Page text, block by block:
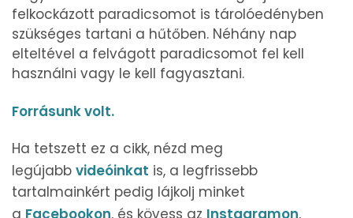
felkockázott paradicsomot is tárolóedényben
szükséges tartani a hűtőben. Néhány nap
elteltével a felvágott paradicsomot fel kell
használni vagy le kell fagyasztani.
Forrásunk volt.
Ha tetszett ez a cikk, nézd meg
legújabb videóinkat is, a legfrissebb
tartalmainkért pedig lájkolj minket